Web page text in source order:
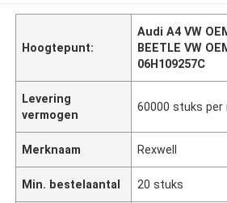
Hoogtepunt:
Audi A4 VW
BEETLE VW
06H109257C
Levering
vermogen
60000 stuks per
Merknaam Rexwell
Min. bestelaantal 20 stuks